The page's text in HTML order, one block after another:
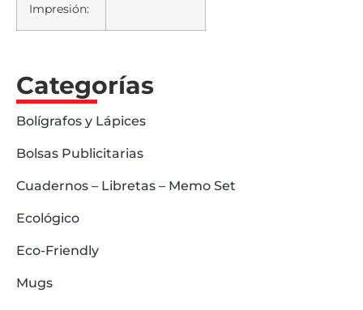
Impresión:
Categorías
Bolígrafos y Lápices
Bolsas Publicitarias
Cuadernos – Libretas – Memo Set
Ecológico
Eco-Friendly
Mugs